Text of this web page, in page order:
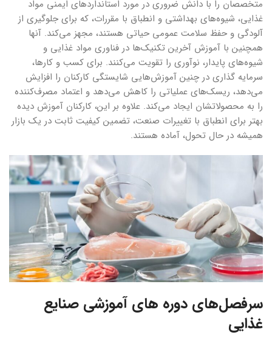
متخصصان را با دانش ضروری در مورد استانداردهای ایمنی مواد
غذایی، شیوه‌های بهداشتی و انطباق با مقررات، که برای جلوگیری از
آلودگی و حفظ سلامت عمومی حیاتی هستند، مجهز می‌کند. آنها
همچنین با آموزش آخرین تکنیک‌ها در فناوری مواد غذایی و
شیوه‌های پایدار، نوآوری را تقویت می‌کنند. برای کسب‌ و کارها،
سرمایه ‌گذاری در چنین آموزش‌هایی شایستگی کارکنان را افزایش
می‌دهد، ریسک‌های عملیاتی را کاهش می‌دهد و اعتماد مصرف‌کننده
را به محصولاتشان ایجاد می‌کند. علاوه بر این، کارکنان آموزش دیده
بهتر برای انطباق با تغییرات صنعت، تضمین کیفیت ثابت در یک بازار
همیشه در حال تحول، آماده هستند.
سرفصل‌های دوره های آموزشی صنایع
غذایی